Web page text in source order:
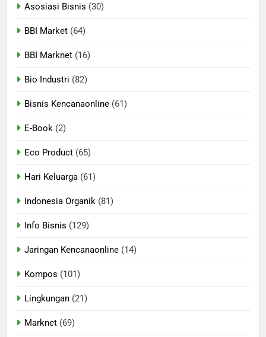
Asosiasi Bisnis (30)
BBI Market (64)
BBI Marknet (16)
Bio Industri (82)
Bisnis Kencanaonline (61)
E-Book (2)
Eco Product (65)
Hari Keluarga (61)
Indonesia Organik (81)
Info Bisnis (129)
Jaringan Kencanaonline (14)
Kompos (101)
Lingkungan (21)
Marknet (69)